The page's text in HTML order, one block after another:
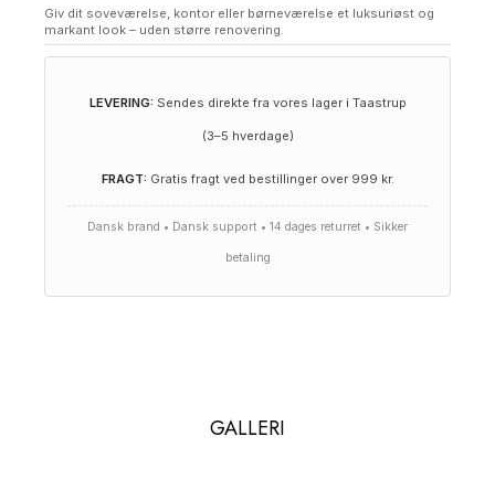
Giv dit soveværelse, kontor eller børneværelse et luksuriøst og
markant look – uden større renovering.
LEVERING: Sendes direkte fra vores lager i Taastrup
(3–5 hverdage)
FRAGT: Gratis fragt ved bestillinger over 999 kr.
Dansk brand • Dansk support • 14 dages returret • Sikker
betaling
GALLERI